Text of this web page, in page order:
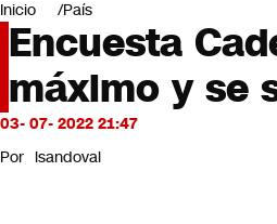
Negocios
Deportes
Programas completos
Cultura
Servicios
Bits
CNN Data
Inicio País
Encuesta
máximo y se
03- 07- 2022 21:47
Por lsandoval